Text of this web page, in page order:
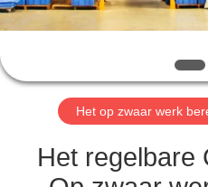
ONS
VRAAG
EEN
OFFERTE
AAN
Het op zwaar werk
Het regelbare